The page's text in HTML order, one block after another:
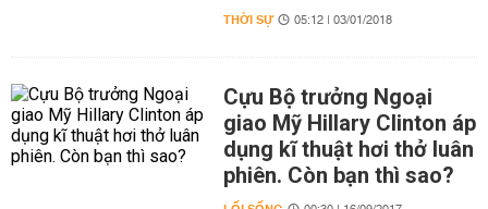
THỜI SỰ 05:12 | 03/01/2018
Cựu Bộ trưởng Ngoại
giao Mỹ Hillary Clinton áp
dụng kĩ thuật hơi thở luân
phiên. Còn bạn thì sao?